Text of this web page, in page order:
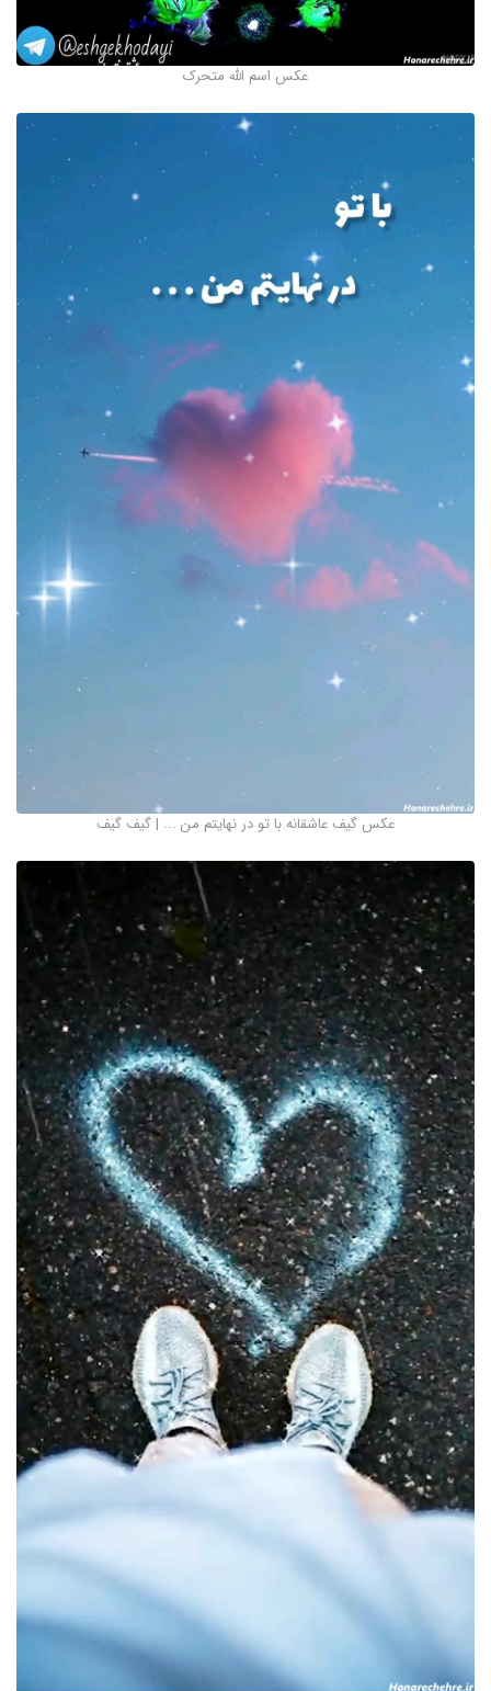
عکس اسم الله متحرک
عکس گیف عاشقانه با تو در نهایتم من ... | گیف گیف